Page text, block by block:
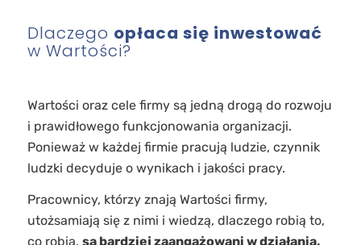
Dlaczego opłaca się inwestować
w Wartości?
Wartości oraz cele firmy są jedną drogą do rozwoju
i prawidłowego funkcjonowania organizacji.
Ponieważ w każdej firmie pracują ludzie, czynnik
ludzki decyduje o wynikach i jakości pracy.
Pracownicy, którzy znają Wartości firmy,
utożsamiają się z nimi i wiedzą, dlaczego robią to,
co robią, są bardziej zaangażowani w działania,